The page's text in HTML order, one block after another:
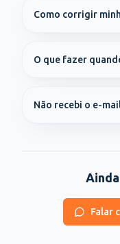
Como corrigir
O que fazer
Não recebi o e-
Falar